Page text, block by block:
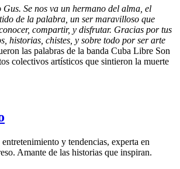
Gus. Se nos va un hermano del alma, el
de la palabra, un ser maravilloso que
compartir, y disfrutar. Gracias por tus
historias, chistes, y sobre todo por ser arte
las palabras de la banda Cuba Libre Son
colectivos artísticos que sintieron la muerte
y tendencias, experta en
Amante de las historias que inspiran.